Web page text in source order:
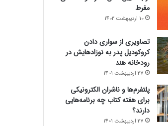
مفرط
10 اردیبهشت 1402
تصاویری از سواری دادن
کروکودیل پدر به نوزادهایش در
رودخانه هند
27 اردیبهشت 1401
پلتفرم‌ها و ناشران الکترونیکی
برای هفته کتاب چه برنامه‌هایی
دارند؟
27 اردیبهشت 1401